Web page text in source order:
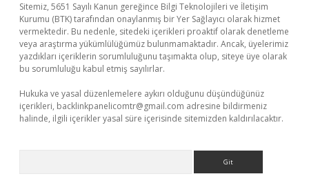
Sitemiz, 5651 Sayılı Kanun gereğince Bilgi Teknolojileri ve İletişim
Kurumu (BTK) tarafından onaylanmış bir Yer Sağlayıcı olarak hizmet
vermektedir. Bu nedenle, sitedeki içerikleri proaktif olarak denetleme
veya araştırma yükümlülüğümüz bulunmamaktadır. Ancak, üyelerimiz
yazdıkları içeriklerin sorumluluğunu taşımakta olup, siteye üye olarak
bu sorumluluğu kabul etmiş sayılırlar.
Hukuka ve yasal düzenlemelere aykırı olduğunu düşündüğünüz
içerikleri, backlinkpanelicomtr@gmail.com adresine bildirmeniz
halinde, ilgili içerikler yasal süre içerisinde sitemizden kaldırılacaktır.